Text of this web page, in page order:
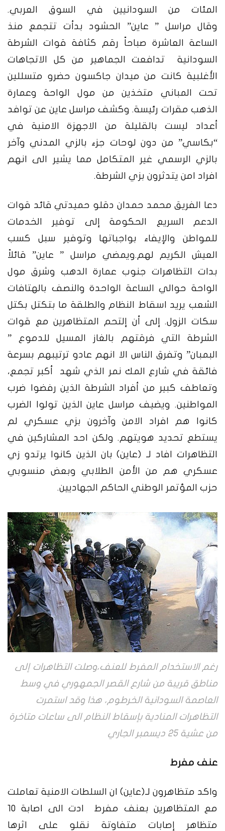
المئات من السودانيين في السوق العربي.
وقال مراسل ” عاين” الحشود بدأت تتجمع منذ
الساعة العاشرة صباحاً رقم كثافة قوات الشرطة
السودانية تدافعت الجماهير من كل الاتجاهات
الأغلبية كانت من ميدان جاكسون حضرو متسللين
تحت المباني متخذين من مول الواحة وعمارة
الذهب مقرات رئيسة. وكشف مراسل عاين عن توافد
أعداد ليست بالقليلة من الاجهزة الامنية في
“بكاسي” من دون لوحات جزء بالزي المدني وآخر
بالزي الرسمي غير المتكامل مما يشير الى انهم
افراد امن يتدثرون بزي الشرطة.
دعا الفريق محمد حمدان دقلو حميدتي قائد قوات
الدعم السريع الحكومة إلى توفير الخدمات
للمواطن والإيفاء بواجباتها وتوفير سبل كسب
العيش الكريم لهم.ويمضي مراسل ” عاين” قائلاً
بدات التظاهرات جنوب عمارة الدهب وشرق مول
الواحة حوالي الساعة الواحدة والنصف بالهتافات
الشعب يريد اسقاط النظام والطلقة ما بتكتل بكتل
سكات الزول. إلى أن إلتحم المتظاهرين مع قوات
الشرطة التي فرقتهم بالغاز المسيل للدموع ”
البمبان” وتفرق الناس الا انهم عادو ترتيبهم بسرعة
فائقة في شارع المك نمر الذي شهد أكبر تجمع،
وتعاطف كبير من أفراد الشرطة الذين رفضوا ضرب
المواطنين. ويضيف مراسل عاين الذين تولوا الضرب
كانوا هم افراد الامن وآخرون بزي عسكري لم
يستطع تحديد هويتهم. ولكن احد المشاركين في
التظاهرات افاد لـ (عاين) بان الذين كانوا يرتدو زي
عسكري هم من الأمن الطلابي وبعض منسوبي
حزب المؤتمر الوطني الحاكم الجهاديين.
رغم الاستخدام المفرط للعنف،وصلت التظاهرات إلى
مناطق قريبة من شارع القصر الجمهوري في وسط
العاصمة السودانية الخرطوم، هذا وقد استمرت
التظاهرات المنادية بإسقاط النظام الى ساعات متاخرة
من عشية 25 ديسمبر الجاري
عنف مفرط
واكد متظاهرون لـ(عاين) ان السلطات الامنية تعاملت
مع المتظاهرين بعنف مفرط ادت الى اصابة 10
متظاهر إصابات متفاوتة نقلو على اثرها